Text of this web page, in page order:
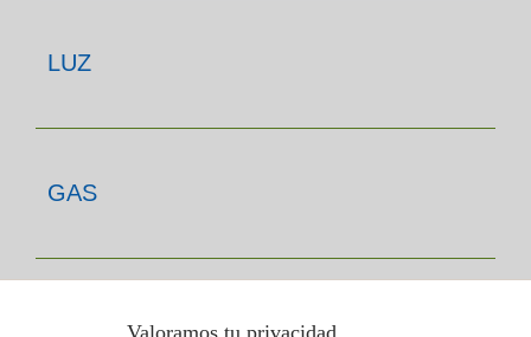
LUZ
GAS
T'INTERESSAValoramos tu privacidad